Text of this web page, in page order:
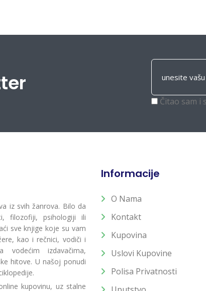
Čitao sam i
iz svih žanrova. Bilo da
filozofiji, psihologiji ili
sve knjige koje su vam
kao i rečnici, vodiči i
vodećim izdavačima,
hitove. U našoj ponudi
kupovinu, uz stalne
Informacije
O Nama
Kontakt
Kupovina
Uslovi Kupovine
Polisa Privatnosti